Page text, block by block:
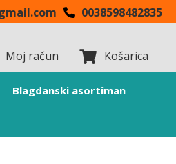
0038598482835
Košarica
Moj račun
Blagdanski asortiman